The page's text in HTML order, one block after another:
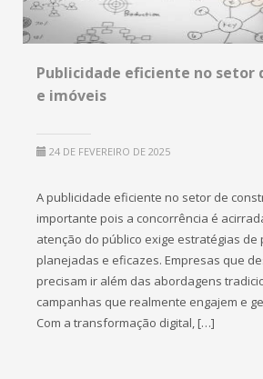
Publicidade eficiente no setor
e imóveis
24 DE FEVEREIRO DE 2025
A publicidade eficiente no setor de
importante pois a concorrência é
atenção do público exige estratégias de
planejadas e eficazes. Empresas que
precisam ir além das abordagens
campanhas que realmente engajem e
Com a transformação digital, […]